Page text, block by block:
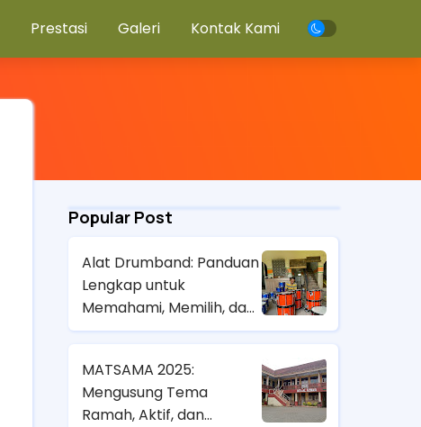
Prestasi Galeri Kontak Kami
Popular Post
Alat Drumband: Panduan
Lengkap untuk
Memahami, Memilih, dan
Mengembangkan
MATSAMA 2025:
Mengusung Tema
Ramah, Aktif, dan